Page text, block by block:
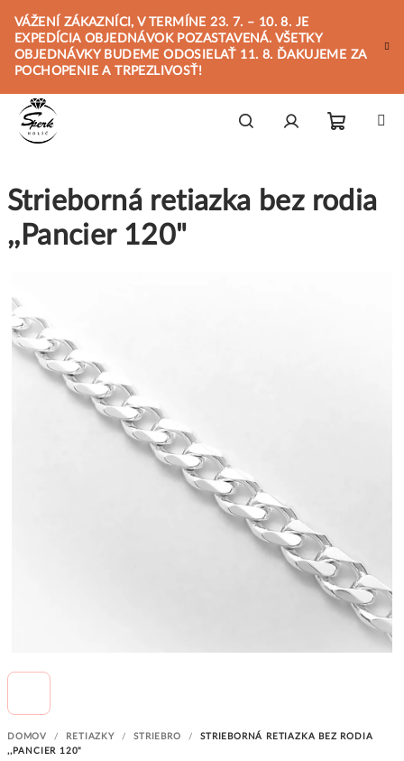
obsah
VÁŽENÍ ZÁKAZNÍCI, V TERMÍNE 23. 7. – 10. 8. JE
EXPEDÍCIA OBJEDNÁVOK POZASTAVENÁ. VŠETKY
OBJEDNÁVKY BUDEME ODOSIELAŤ 11. 8. ĎAKUJEME ZA
POCHOPENIE A TRPEZLIVOSŤ!
košík
DOMOV / RETIAZKY / STRIEBRO /
STRIEBORNÁ RETIAZKA BEZ RODIA
,,PANCIER 120"
Strieborná retiazka bez rodia
,,Pancier 120"